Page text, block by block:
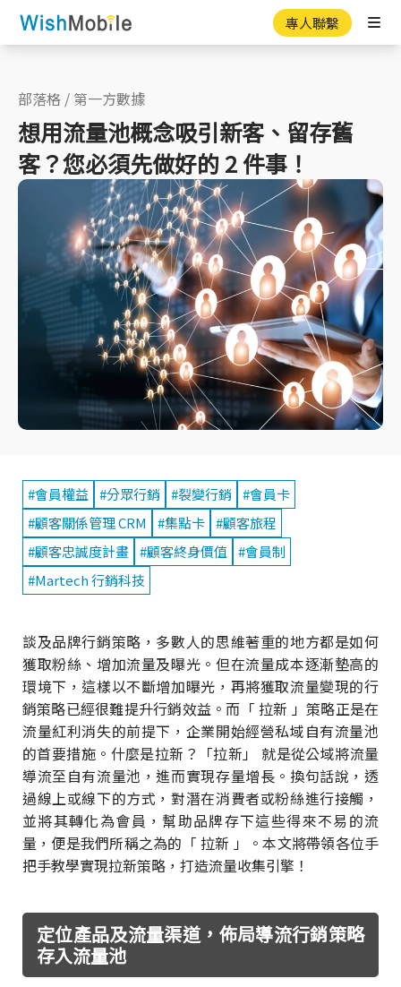
專人聯繫
部落格 / 第一方數據
想用流量池概念吸引新客、留存舊
客？您必須先做好的 2 件事！
#會員權益 #分眾行銷 #裂變行銷
#會員卡
#顧客關係管理 CRM
#集點卡 #顧客旅程
#顧客忠誠度計畫 #顧客終身價值
#會員制
#Martech 行銷科技
談及品牌行銷策略，多數人的思維著重的地方都是如何
獲取粉絲、增加流量及曝光。但在流量成本逐漸墊高的
環境下，這樣以不斷增加曝光，再將獲取流量變現的行
銷策略已經很難提升行銷效益。而「 拉新 」策略正是在
流量紅利消失的前提下，企業開始經營私域自有流量池
的首要措施。什麼是拉新？「拉新」 就是從公域將流量
導流至自有流量池，進而實現存量增長。換句話說，透
過線上或線下的方式，對潛在消費者或粉絲進行接觸，
並將其轉化為會員，幫助品牌存下這些得來不易的流
量，便是我們所稱之為的「 拉新 」。本文將帶領各位手
把手教學實現拉新策略，打造流量收集引擎！
定位產品及流量渠道，佈局導流行銷策略
存入流量池